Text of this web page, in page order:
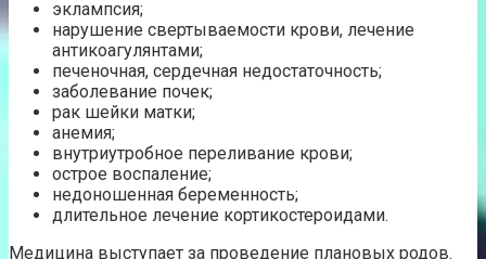
эклампсия;
нарушение свертываемости крови, лечение
антикоагулянтами;
печеночная, сердечная недостаточность;
заболевание почек;
рак шейки матки;
анемия;
внутриутробное переливание крови;
острое воспаление;
недоношенная беременность;
длительное лечение кортикостероидами.
Медицина выступает за проведение плановых родов.